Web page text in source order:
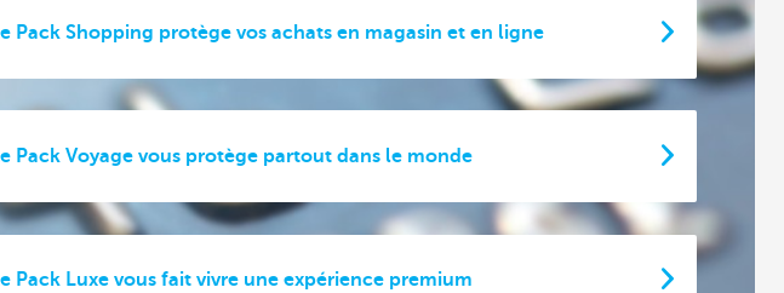
Pack Shopping protège vos achats en magasin et en ligne
Pack Voyage vous protège partout dans le monde
Pack Luxe vous fait vivre une expérience premium